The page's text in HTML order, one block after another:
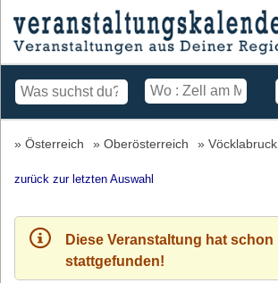
Österreich Oberösterreich Vöcklabruck
zurück zur letzten Auswahl
Diese Veranstaltung hat schon
stattgefunden!